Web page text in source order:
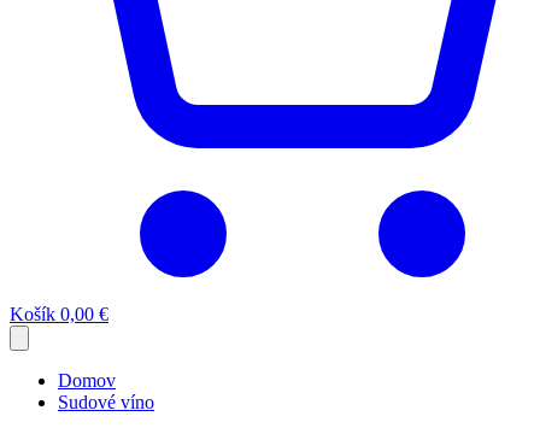
Košík 0,00 €
Domov
Sudové víno